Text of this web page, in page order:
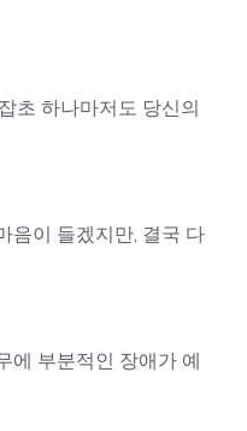
초 하나마저도 당신의
음이 들겠지만, 결국 다
에 부분적인 장애가 예